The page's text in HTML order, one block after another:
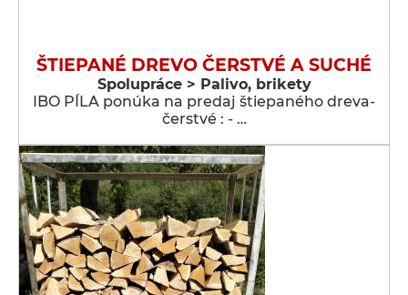
ŠTIEPANÉ DREVO ČERSTVÉ A SUCHÉ
Spolupráce > Palivo, brikety
IBO PÍLA ponúka na predaj štiepaného dreva-
čerstvé : - …